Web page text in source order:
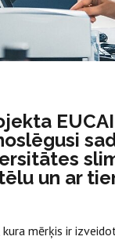
un ar
kura mērķis ir